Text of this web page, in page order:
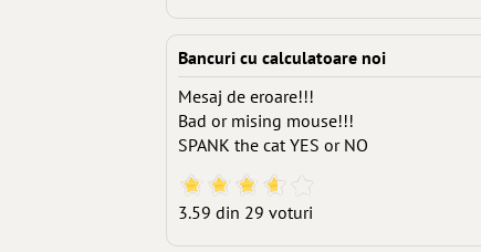
Bancuri cu calculatoare noi
Mesaj de eroare!!!
Bad or mising mouse!!!
SPANK the cat YES or NO
3.59 din 29 voturi